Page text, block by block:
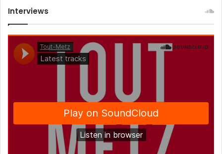
Interviews